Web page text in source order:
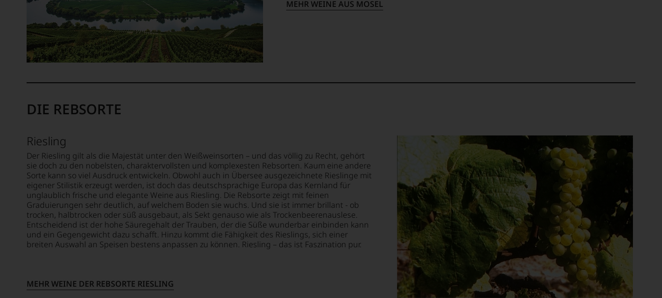
in
unseren
Aussendungen
oder
in
unserem
um
sich
unsere
Weinselektion
bewegt.
Das
aber
genügt
uns
nicht
mehr.
MEHR WEINE AUS MOSEL
DIE REBSORTE
Riesling
Der Riesling gilt als die Majestät unter den Weißweinsorten – und das völlig zu Recht, gehört
sie doch zu den nobelsten, charaktervollsten und komplexesten Rebsorten. Kaum eine andere
Sorte kann so viel Ausdruck entwickeln. Obwohl auch in Übersee ausgezeichnete Rieslinge mit
eigener Stilistik erzeugt werden, ist doch das deutschsprachige Europa das Kernland für
unglaublich frische und elegante Weine aus Riesling. Die Rebsorte zeigt mit feinen
Graduierungen sehr deutlich, auf welchem Boden sie wuchs. Und sie ist immer brillant - ob
trocken, halbtrocken oder süß ausgebaut, als Sekt genauso wie als Trockenbeerenauslese.
Entscheidend ist der hohe Säuregehalt der Trauben, der die Süße wunderbar einbinden kann
und ein Gegengewicht dazu schafft. Hinzu kommt die Fähigkeit des Rieslings, sich einer
breiten Auswahl an Speisen bestens anpassen zu können. Riesling – das ist Faszination pur.
MEHR WEINE DER REBSORTE RIESLING